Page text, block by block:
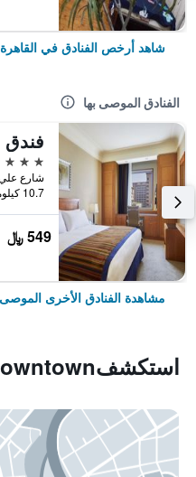
شاهد أرخص الفنادق في القاهرة
الفنادق الموصى بها
5 نجوم
10.7 كيلومتر عن وسط المدينة
549 ﷼
مشاهدة الفنادق الأخرى الموصى
استكشفDowntown, القاهرة